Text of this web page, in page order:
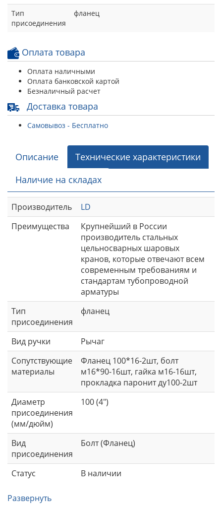
Тип
присоединения
фланец
Оплата товара
Оплата наличными
Оплата банковской картой
Безналичный расчет
Доставка товара
Самовывоз - Бесплатно
Описание
Технические характеристики
Наличие на складах
Производитель
LD
Преимущества
Крупнейший в России
производитель стальных
цельносварных шаровых
кранов, которые отвечают всем
современным требованиям и
стандартам тубопроводной
арматуры
Тип
присоединения
фланец
Вид ручки
Рычаг
Сопутствующие
материалы
Фланец 100*16-2шт, болт
м16*90-16шт, гайка м16-16шт,
прокладка паронит ду100-2шт
Диаметр
присоединения
(мм/дюйм)
100 (4")
Вид
присоединения
Болт (Фланец)
Статус В наличии
Развернуть